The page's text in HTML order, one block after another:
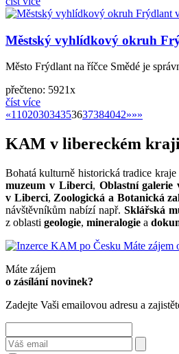
Městský vyhlídkový okruh
Město Frýdlant na říčce Smědé je
přečteno: 5921x
číst více
««110203034353637384042»»
»»
KAM v libereckém
Bohatá kulturně historická tradice
muzeum v Liberci, Oblastní galerie
v Liberci, Zoologická a Botanická
návštěvníkům nabízí např. Sklářská
z oblasti geologie, mineralogie a
Máte zájem
Máte zájem
o zásílání novinek?
Zadejte Vaši emailovou adresu a